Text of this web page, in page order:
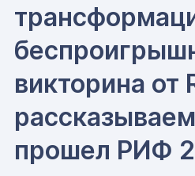
викторина от
прошел РИФ